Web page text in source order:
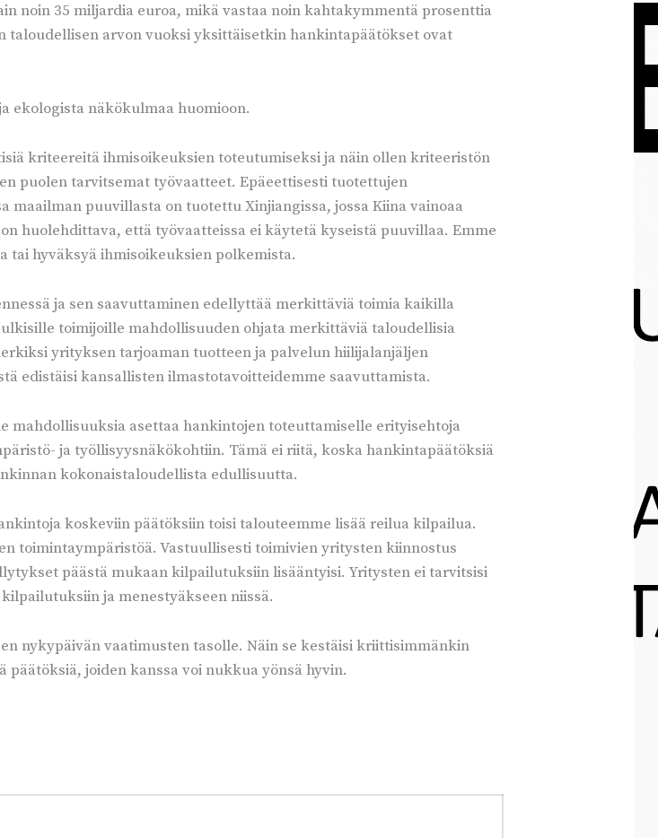
noin 35 miljardia euroa, mikä vastaa noin kahtakymmentä prosenttia
arvon vuoksi yksittäisetkin hankintapäätökset ovat
ekologista näkökulmaa huomioon.
kriteereitä ihmisoikeuksien toteutumiseksi ja näin ollen kriteeristön
puolen tarvitsemat työvaatteet. Epäeettisesti tuotettujen
maailman puuvillasta on tuotettu Xinjiangissa, jossa Kiina vainoaa
huolehdittava, että työvaatteissa ei käytetä kyseistä puuvillaa. Emme
tai hyväksyä ihmisoikeuksien polkemista.
ja sen saavuttaminen edellyttää merkittäviä toimia kaikilla
toimijoille mahdollisuuden ohjata merkittäviä taloudellisia
yrityksen tarjoaman tuotteen ja palvelun hiilijalanjäljen
edistäisi kansallisten ilmastotavoitteidemme saavuttamista.
mahdollisuuksia asettaa hankintojen toteuttamiselle erityisehtoja
ja työllisyysnäkökohtiin. Tämä ei riitä, koska hankintapäätöksiä
kokonaistaloudellista edullisuutta.
koskeviin päätöksiin toisi talouteemme lisää reilua kilpailua.
toimintaympäristöä. Vastuullisesti toimivien yritysten kiinnostus
päästä mukaan kilpailutuksiin lisääntyisi. Yritysten ei tarvitsisi
ja menestyäkseen niissä.
nykypäivän vaatimusten tasolle. Näin se kestäisi kriittisimmänkin
joiden kanssa voi nukkua yönsä hyvin.